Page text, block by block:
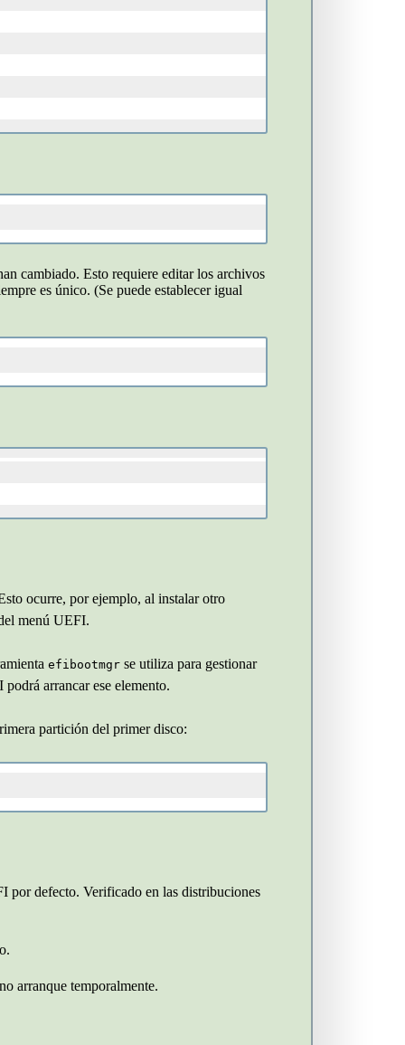
cambiado. Esto requiere editar los archivos
es único. (Se puede establecer igual
ocurre, por ejemplo, al instalar otro
menú UEFI.
efibootmgr se utiliza para gestionar
arrancar ese elemento.
partición del primer disco:
por defecto. Verificado en las distribuciones
arranque temporalmente.